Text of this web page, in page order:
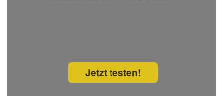
Jetzt testen!